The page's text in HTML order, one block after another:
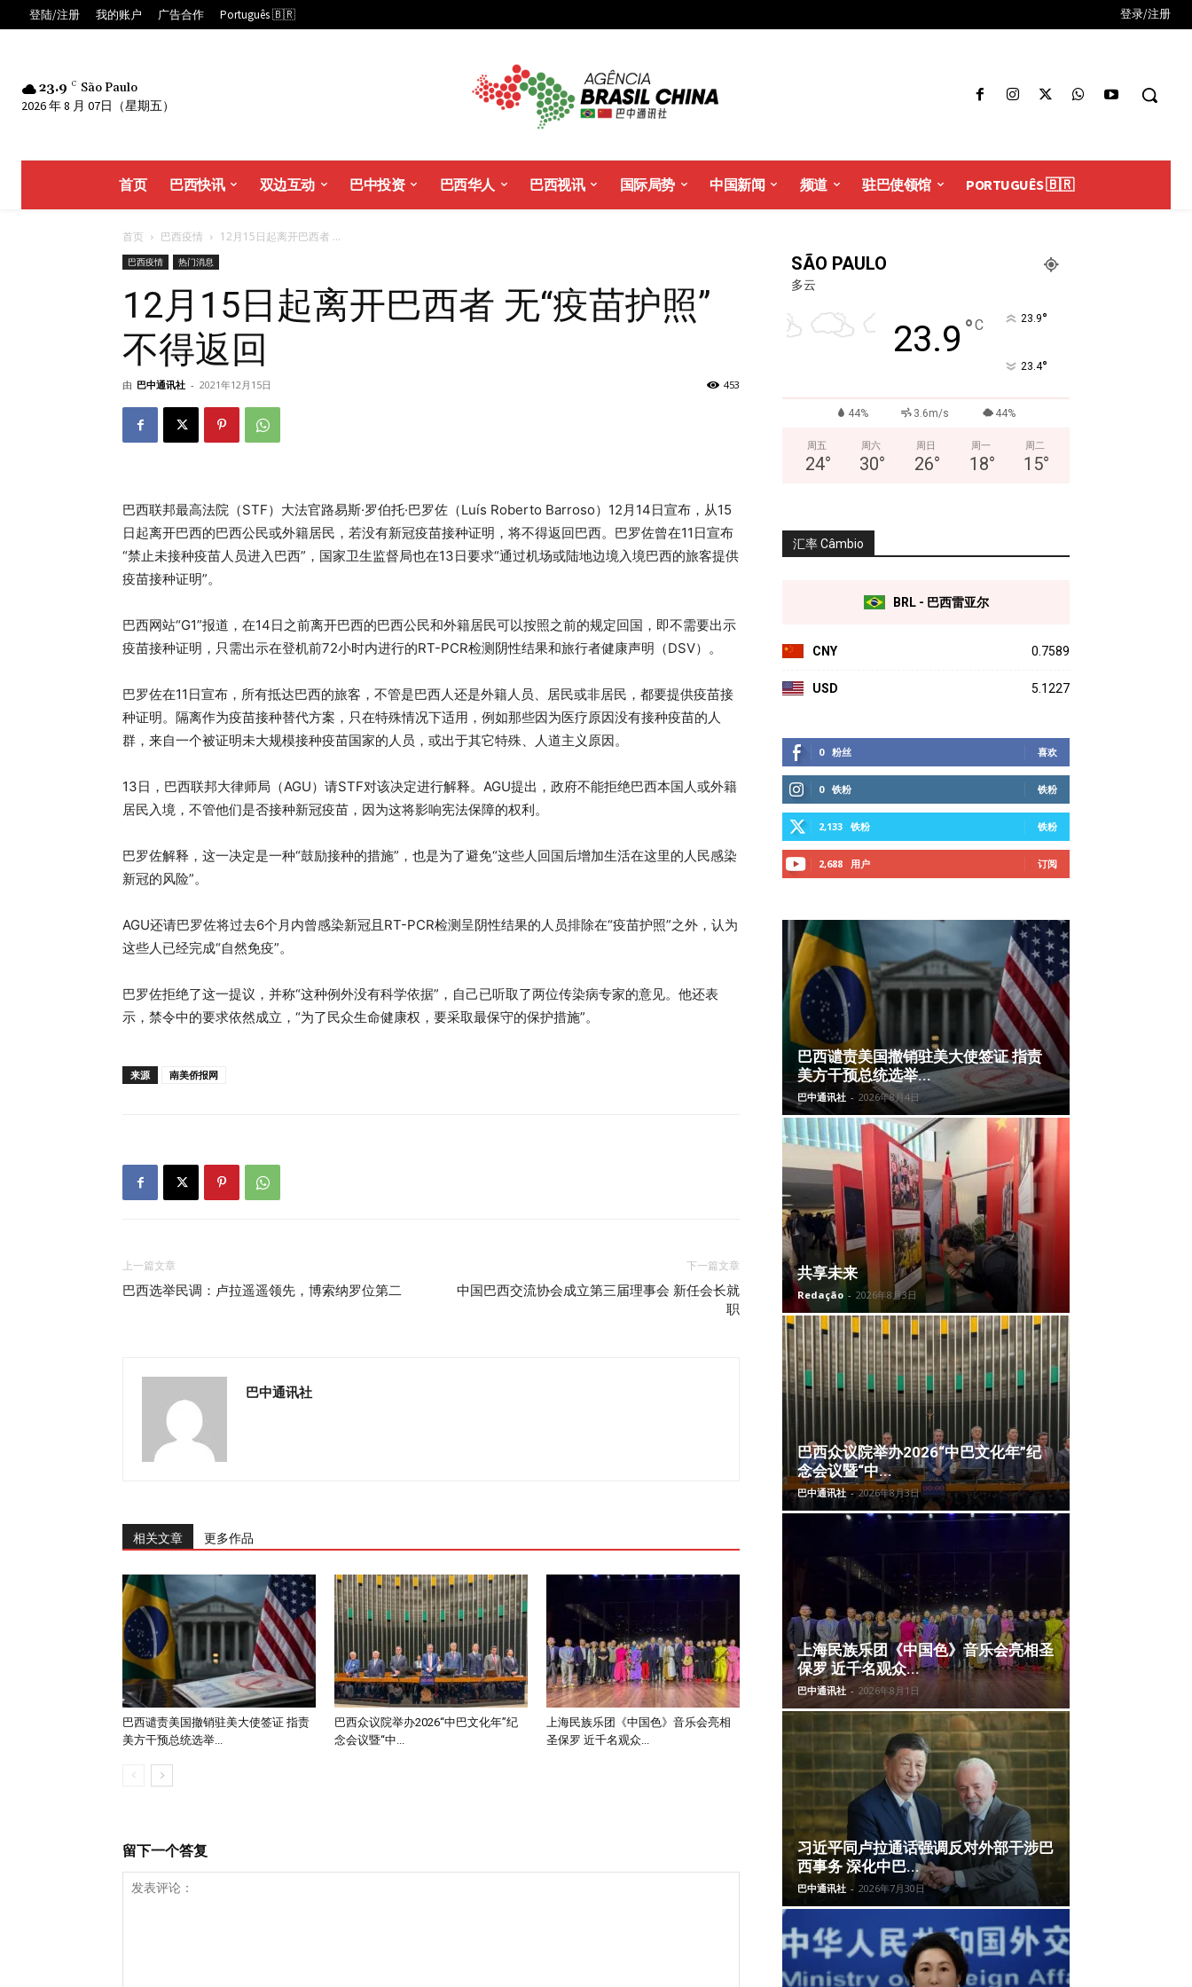
登陆/注册 我的账户 广告合作 Português 🇧🇷 登录/注册
23.9 C São Paulo
2026 年 8 月 07日（星期五）
首页 巴西快讯 双边互动 巴中投资 巴西华人 巴西视讯 国际局势 中国新闻 频道 驻巴使领馆 PORTUGUÊS 🇧🇷
首页 巴西疫情 12月15日起离开巴西者 ...
巴西疫情 热门消息
12月15日起离开巴西者 无“疫苗护照”
不得返回
由 巴中通讯社 - 2021年12月15日 453
巴西联邦最高法院（STF）大法官路易斯·罗伯托·巴罗佐（Luís Roberto Barroso）12月14日宣布，从15
日起离开巴西的巴西公民或外籍居民，若没有新冠疫苗接种证明，将不得返回巴西。巴罗佐曾在11日宣布
“禁止未接种疫苗人员进入巴西”，国家卫生监督局也在13日要求“通过机场或陆地边境入境巴西的旅客提供
疫苗接种证明”。
巴西网站“G1”报道，在14日之前离开巴西的巴西公民和外籍居民可以按照之前的规定回国，即不需要出示
疫苗接种证明，只需出示在登机前72小时内进行的RT-PCR检测阴性结果和旅行者健康声明（DSV）。
巴罗佐在11日宣布，所有抵达巴西的旅客，不管是巴西人还是外籍人员、居民或非居民，都要提供疫苗接
种证明。隔离作为疫苗接种替代方案，只在特殊情况下适用，例如那些因为医疗原因没有接种疫苗的人
群，来自一个被证明未大规模接种疫苗国家的人员，或出于其它特殊、人道主义原因。
13日，巴西联邦大律师局（AGU）请STF对该决定进行解释。AGU提出，政府不能拒绝巴西本国人或外籍
居民入境，不管他们是否接种新冠疫苗，因为这将影响宪法保障的权利。
巴罗佐解释，这一决定是一种“鼓励接种的措施”，也是为了避免“这些人回国后增加生活在这里的人民感染
新冠的风险”。
AGU还请巴罗佐将过去6个月内曾感染新冠且RT-PCR检测呈阴性结果的人员排除在“疫苗护照”之外，认为
这些人已经完成“自然免疫”。
巴罗佐拒绝了这一提议，并称“这种例外没有科学依据”，自己已听取了两位传染病专家的意见。他还表
示，禁令中的要求依然成立，“为了民众生命健康权，要采取最保守的保护措施”。
来源 南美侨报网
上一篇文章
巴西选举民调：卢拉遥遥领先，博索纳罗位第二
下一篇文章
中国巴西交流协会成立第三届理事会 新任会长就
职
巴中通讯社
相关文章 更多作品
巴西谴责美国撤销驻美大使签证 指责
美方干预总统选举...
巴西众议院举办2026“中巴文化年”纪
念会议暨“中...
上海民族乐团《中国色》音乐会亮相
圣保罗 近千名观众...
留下一个答复
SÃO PAULO
多云
23.9 °C 23.9°
23.4°
44% 3.6m/s 44%
周五
24°
周六
30°
周日
26°
周一
18°
周二
15°
汇率 Câmbio
BRL - 巴西雷亚尔
CNY 0.7589
USD 5.1227
0 粉丝 喜欢
0 铁粉 铁粉
2,133 铁粉 铁粉
2,688 用户 订阅
巴西谴责美国撤销驻美大使签证 指责
美方干预总统选举...
巴中通讯社 - 2026年8月4日
共享未来
Redação - 2026年8月3日
巴西众议院举办2026“中巴文化年”纪
念会议暨“中...
巴中通讯社 - 2026年8月3日
上海民族乐团《中国色》音乐会亮相圣
保罗 近千名观众...
巴中通讯社 - 2026年8月1日
习近平同卢拉通话强调反对外部干涉巴
西事务 深化中巴...
巴中通讯社 - 2026年7月30日